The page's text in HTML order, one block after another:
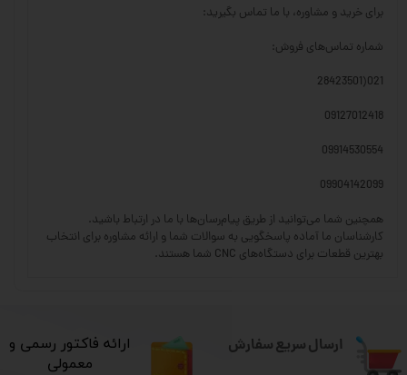
برای خرید و مشاوره، با ما تماس بگیرید:
شماره تماس‌های فروش:
021(28423501
09127012418
09914530554
09904142099
همچنین شما می‌توانید از طریق پیام‌رسان‌ها با ما در ارتباط باشید.
کارشناسان ما آماده پاسخگویی به سوالات شما و ارائه مشاوره برای انتخاب
بهترین قطعات برای دستگاه‌های CNC شما هستند.
ارسال سریع سفارش
​ارائه فاکتور رسمی و
معمولی